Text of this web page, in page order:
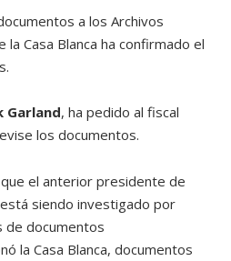
a los Archivos
la Casa Blanca ha confirmado el
Garland, ha pedido al fiscal
los documentos.
el anterior presidente de
siendo investigado por
de documentos
la Casa Blanca, documentos